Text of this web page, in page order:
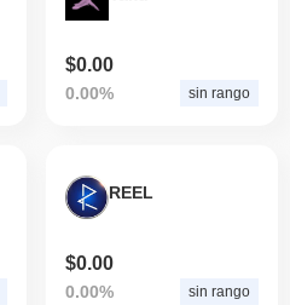
$0.00
0.00% sin rango
REEL
$0.00
0.00% sin rango